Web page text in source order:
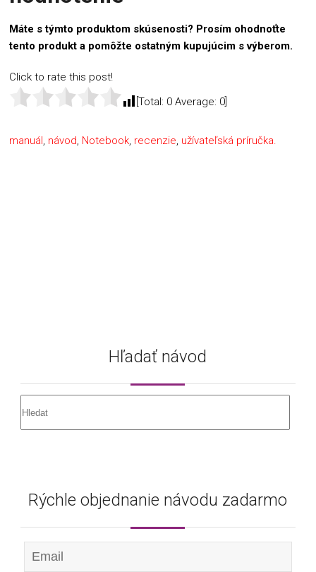
Máte s týmto produktom skúsenosti? Prosím ohodnoťte
tento produkt a pomôžte ostatným kupujúcim s výberom.
Click to rate this post!
[Total: 0 Average: 0
manuál, návod, Notebook, recenzie, užívateľská príručka.
Hľadať návod
Rýchle objednanie návodu zadarmo